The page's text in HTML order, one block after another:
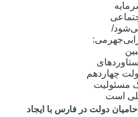
حامیان دولت در فارس با ایجاد